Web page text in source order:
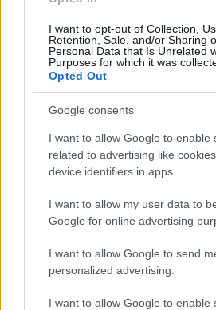
I want to opt-out of Collection,
Retention, Sale, and/or Sharing
Personal Data that Is Unrelated
Purposes for which it was
Opted Out
Google consents
I want to allow Google to enable
related to advertising like
device identifiers in apps.
I want to allow my user data to
Google for online advertising
I want to allow Google to send
personalized advertising.
I want to allow Google to enable